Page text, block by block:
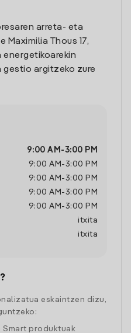
arreta- eta
Thous 17,
energetikoarekin
argitzeko zure
9:00 AM -3:00 PM
9:00 AM -3:00 PM
9:00 AM -3:00 PM
9:00 AM -3:00 PM
9:00 AM -3:00 PM
itxita
itxita
eskaintzen dizu,
produktuak